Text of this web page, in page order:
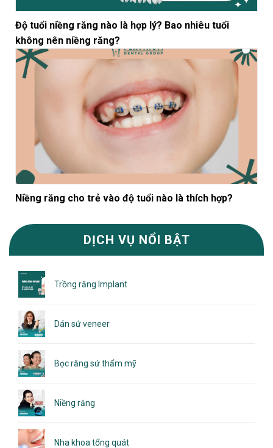
Độ tuổi niềng răng nào là hợp lý? Bao nhiêu tuổi
không nên niềng răng?
Niềng răng cho trẻ vào độ tuổi nào là thích hợp?
DỊCH VỤ NỔI BẬT
Trồng răng Implant
Dán sứ veneer
Bọc răng sứ thẩm mỹ
Niềng răng
Nha khoa tổng quát